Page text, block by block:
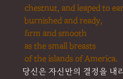
chestnut, and leaped to
burnished and ready,
firm and smooth
as the small breasts
of the islands of America.
당신은 자신만의 결정을 내